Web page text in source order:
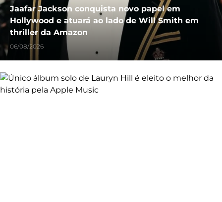
Jaafar Jackson conquista novo papel em
Hollywood e atuará ao lado de Will Smith em
thriller da Amazon
06/08/2026